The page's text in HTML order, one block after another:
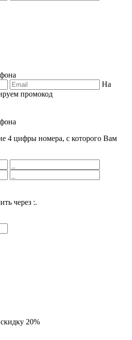
На
промокод
4 цифры номера, с которого Вам
через :.
20%